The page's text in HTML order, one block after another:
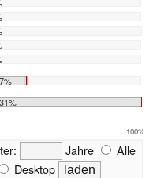
100%
Jahre
Alle
Desktop